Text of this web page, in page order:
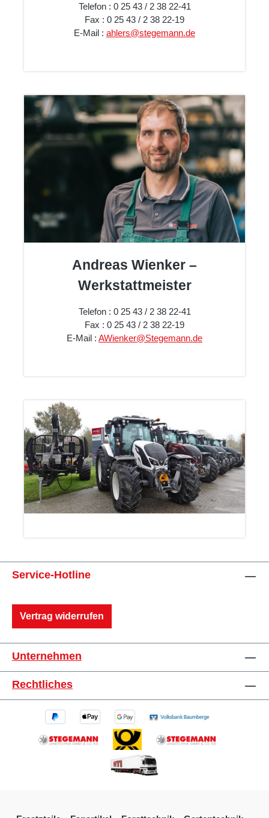
Telefon : 0 25 43 / 2 38 22-41
Fax : 0 25 43 / 2 38 22-19
E-Mail : ahlers@stegemann.de
Andreas Wienker –
Werkstattmeister
Telefon : 0 25 43 / 2 38 22-41
Fax : 0 25 43 / 2 38 22-19
E-Mail : AWienker@Stegemann.de
Service-Hotline
Vertrag widerrufen
Unternehmen
Rechtliches